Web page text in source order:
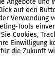
Messwert als
oder
auf den
Verwendung
Tools
Cookies,
Einwilligung
die Zukunft
Service-